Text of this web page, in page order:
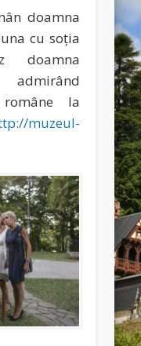
doamna
cu soţia
doamna
la
muzeul-